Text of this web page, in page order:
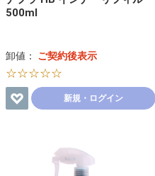
500ml
卸値： ご契約後表示
☆☆☆☆☆
新規・ログイン